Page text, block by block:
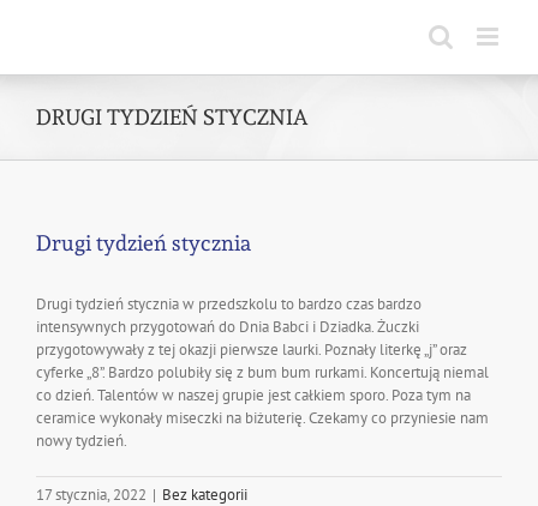
DRUGI TYDZIEŃ STYCZNIA
Drugi tydzień stycznia
Drugi tydzień stycznia w przedszkolu to bardzo czas bardzo
intensywnych przygotowań do Dnia Babci i Dziadka. Żuczki
przygotowywały z tej okazji pierwsze laurki. Poznały literkę „j” oraz
cyferke „8”. Bardzo polubiły się z bum bum rurkami. Koncertują niemal
co dzień. Talentów w naszej grupie jest całkiem sporo. Poza tym na
ceramice wykonały miseczki na biżuterię. Czekamy co przyniesie nam
nowy tydzień.
17 stycznia, 2022 | Bez kategorii